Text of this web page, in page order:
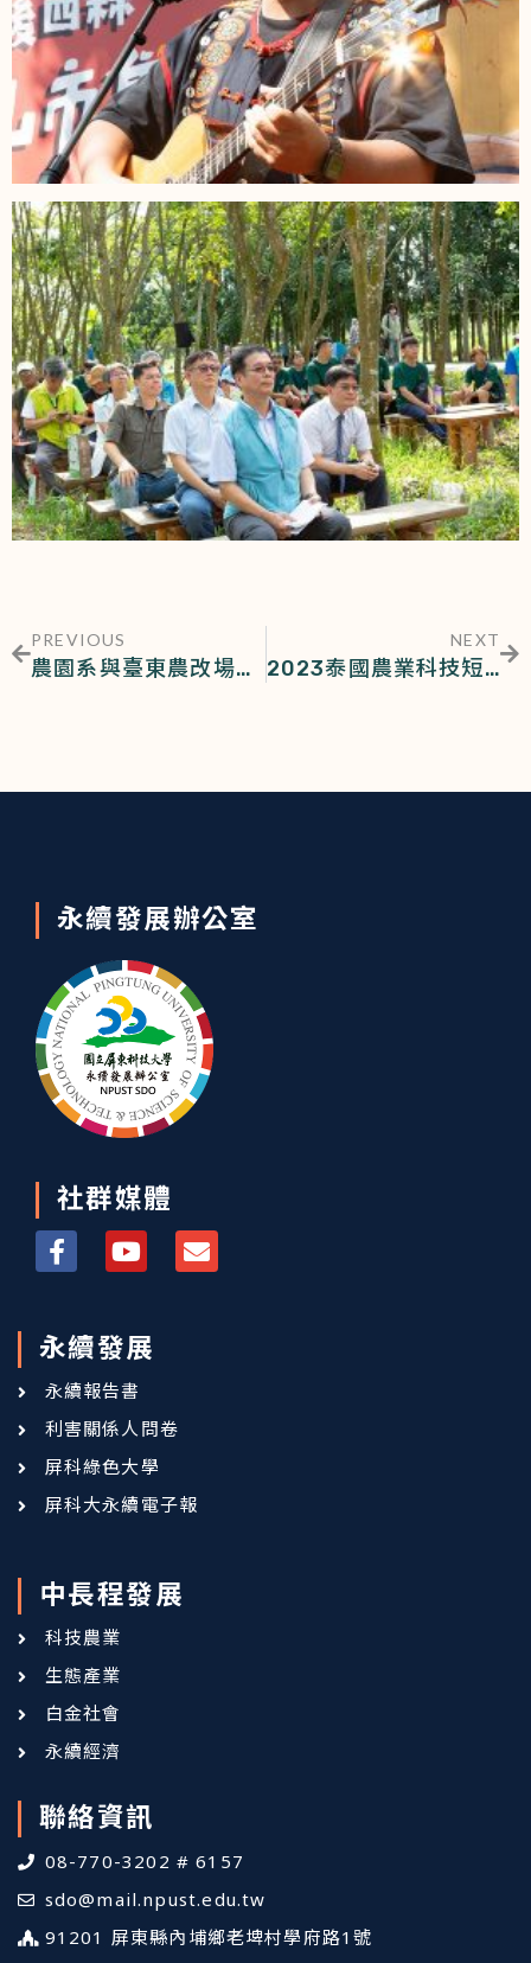
PREVIOUS
農園系與臺東農改場合作氣候變遷下的水稻生產模式
NEXT
2023泰國農業科技短期華語文研習營「泰饗」臺泰文化及美食交流
永續發展辦公室
社群媒體
永續發展
永續報告書
利害關係人問卷
屏科綠色大學
屏科大永續電子報
中長程發展
科技農業
生態產業
白金社會
永續經濟
聯絡資訊
08-770-3202 # 6157
sdo@mail.npust.edu.tw
91201 屏東縣內埔鄉老埤村學府路1號